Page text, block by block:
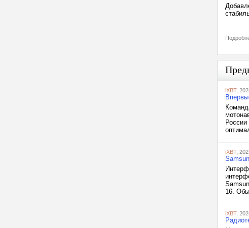
iXBT,
iXBT,
16.
iXBT,